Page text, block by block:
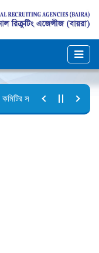
সভার কার্যবিবরণী প্রেরণ।